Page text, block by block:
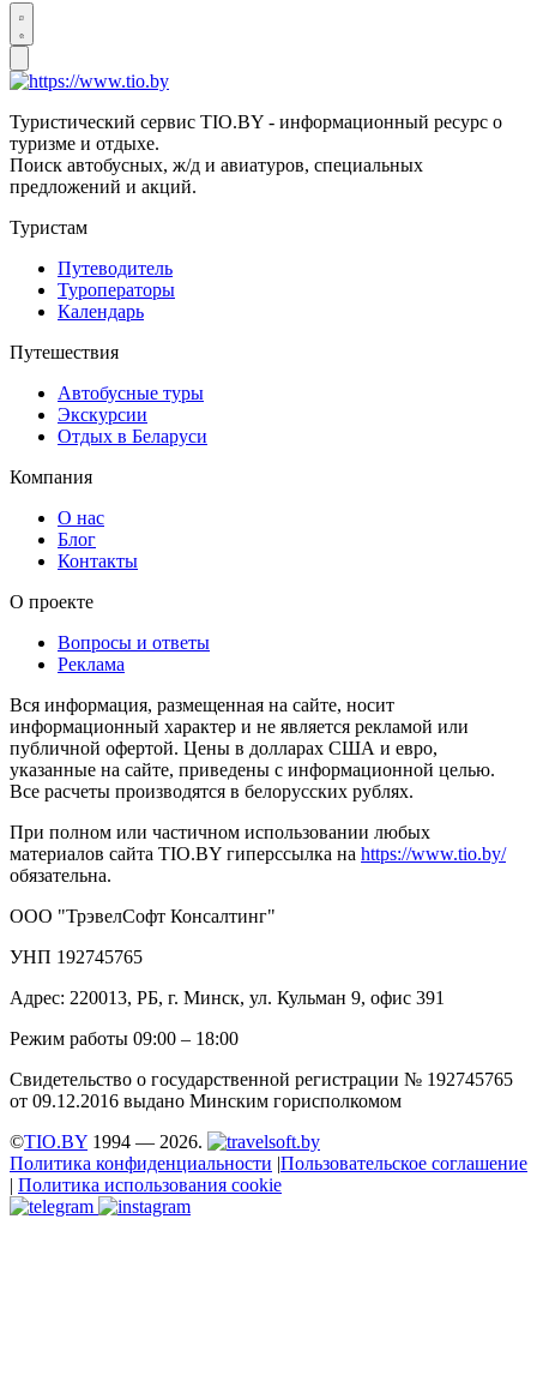
Туристический сервис TIO.BY - информационный ресурс о
туризме и отдыхе.
Поиск автобусных, ж/д и авиатуров, специальных
предложений и акций.
Туристам
Путеводитель
Туроператоры
Календарь
Путешествия
Автобусные туры
Экскурсии
Отдых в Беларуси
Компания
О нас
Блог
Контакты
О проекте
Вопросы и ответы
Реклама
Вся информация, размещенная на сайте, носит
информационный характер и не является рекламой или
публичной офертой. Цены в долларах США и евро,
указанные на сайте, приведены с информационной целью.
Все расчеты производятся в белорусских рублях.
При полном или частичном использовании любых
материалов сайта TIO.BY гиперссылка на https://www.tio.by/
обязательна.
ООО "ТрэвелСофт Консалтинг"
УНП 192745765
Адрес: 220013, РБ, г. Минск, ул. Кульман 9, офис 391
Режим работы 09:00 – 18:00
Свидетельство о государственной регистрации № 192745765
от 09.12.2016 выдано Минским горисполкомом
©TIO.BY 1994 — 2026.
Политика конфиденциальности |Пользовательское соглашение
| Политика использования cookie